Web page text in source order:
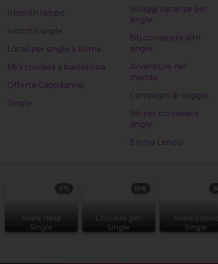
Incontri lampo
Incontri single
Locali per single a Roma
Mini crociera a barcellona
Offerte Capodanno
Single
Villaggi vacanze per
single
Siti conoscere altri
single
Avventure nel
mondo
Compagni di viaggio
Siti per conoscere
single
Emma Lenoci
Mare Italia
Single
(17)
Crociere per
Single
(29)
Mare
Single